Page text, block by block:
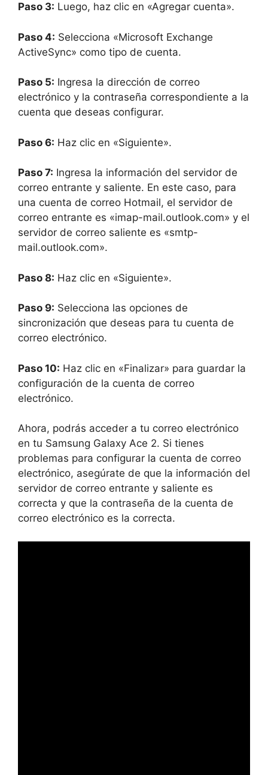
Paso 3: Luego, haz clic en «Agregar cuenta».
Paso 4: Selecciona «Microsoft Exchange
ActiveSync» como tipo de cuenta.
Paso 5: Ingresa la dirección de correo
electrónico y la contraseña correspondiente a la
cuenta que deseas configurar.
Paso 6: Haz clic en «Siguiente».
Paso 7: Ingresa la información del servidor de
correo entrante y saliente. En este caso, para
una cuenta de correo Hotmail, el servidor de
correo entrante es «imap-mail.outlook.com» y el
servidor de correo saliente es «smtp-
mail.outlook.com».
Paso 8: Haz clic en «Siguiente».
Paso 9: Selecciona las opciones de
sincronización que deseas para tu cuenta de
correo electrónico.
Paso 10: Haz clic en «Finalizar» para guardar la
configuración de la cuenta de correo
electrónico.
Ahora, podrás acceder a tu correo electrónico
en tu Samsung Galaxy Ace 2. Si tienes
problemas para configurar la cuenta de correo
electrónico, asegúrate de que la información del
servidor de correo entrante y saliente es
correcta y que la contraseña de la cuenta de
correo electrónico es la correcta.